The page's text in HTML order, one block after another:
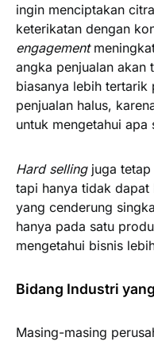
ingin menciptakan
keterikatan dengan
engagement
angka penjualan akan
biasanya lebih tertarik
penjualan halus,
untuk mengetahui
Hard sellingjuga tetap
tapi hanya tidak
yang cenderung
hanya pada satu
mengetahui bisnis
Bidang Industri
Masing-masing